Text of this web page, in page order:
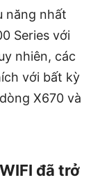
năng nhất
Series với
nhiên, các
với bất kỳ
X670 và
đã trở